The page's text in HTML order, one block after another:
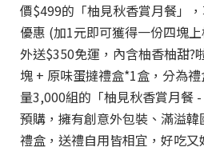
價$499的「柚見秋香賞月餐」
優惠 (加1元即可獲得一份四塊
外送$350免運，內含柚香柚甜?
塊 + 原味蛋撻禮盒*1盒，分為
量3,000組的「柚見秋香賞月餐
預購，擁有創意外包裝、滿溢韓
禮盒，送禮自用皆相宜，好吃